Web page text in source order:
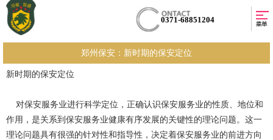
0371-68851204
郑州保安：​新时期的保安定位
新时期的保安定位
对保安服务业进行科学定位，正确认识保安服务业的性质、地位和
作用，是关系到保安服务业健康有序发展的关键性的理论问题。这一
理论问题具有很强的针对性和指导性，决定着保安服务业的前进方向